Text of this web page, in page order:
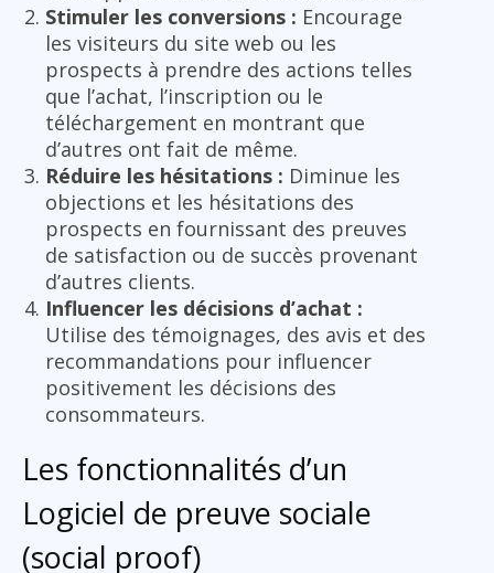
Stimuler les conversions : Encourage
les visiteurs du site web ou les
prospects à prendre des actions telles
que l’achat, l’inscription ou le
téléchargement en montrant que
d’autres ont fait de même.
Réduire les hésitations : Diminue les
objections et les hésitations des
prospects en fournissant des preuves
de satisfaction ou de succès provenant
d’autres clients.
Influencer les décisions d’achat :
Utilise des témoignages, des avis et des
recommandations pour influencer
positivement les décisions des
consommateurs.
Les fonctionnalités d’un
Logiciel de preuve sociale
(social proof)